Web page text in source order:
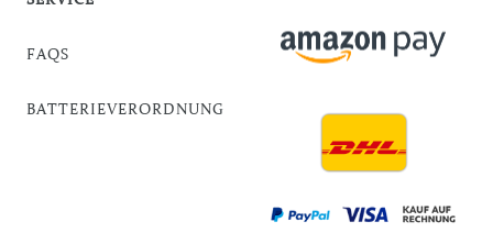
FAQS
BATTERIEVERORDNUNG